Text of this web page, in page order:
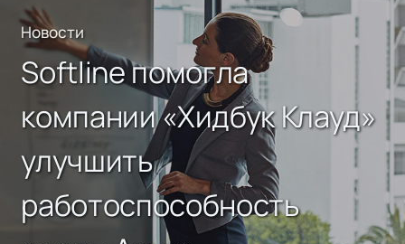
Новости
Softline помогла
компании «Хидбук Клауд»
улучшить
работоспособность